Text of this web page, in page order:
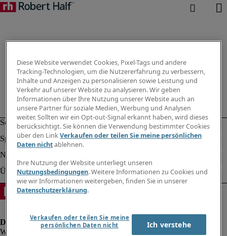
Diese Website verwendet Cookies, Pixel-Tags und andere
Tracking-Technologien, um die Nutzererfahrung zu verbessern,
Inhalte und Anzeigen zu personalisieren sowie Leistung und
Verkehr auf unserer Website zu analysieren. Wir geben
Informationen über Ihre Nutzung unserer Website auch an
unsere Partner für soziale Medien, Werbung und Analysen
weiter. Sollten wir ein Opt-out-Signal erkannt haben, wird dieses
berücksichtigt. Sie können die Verwendung bestimmter Cookies
über den LinkVerkaufen oder teilen Sie meine persönlichen
Daten nichtablehnen.
Ihre Nutzung der Website unterliegt unseren
Nutzungsbedingungen. Weitere Informationen zu Cookies und
wie wir Informationen weitergeben, finden Sie in unserer
Datenschutzerklärung.
Verkaufen oder teilen Sie meine
persönlichen Daten nicht
Ich verstehe